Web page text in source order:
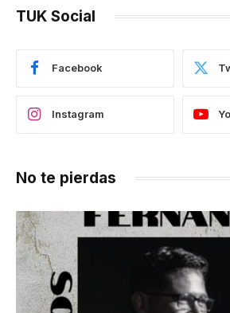
TUK Social
Facebook
Instagram
No te pierdas